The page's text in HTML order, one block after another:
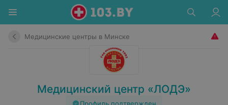
Медицинские центры в Минске
Медицинский центр «ЛОДЭ»